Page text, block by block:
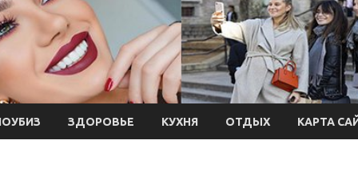
ЗДОРОВЬЕ КУХНЯ ОТДЫХ КАРТА